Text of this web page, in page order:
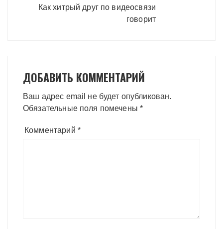
Как хитрый друг по видеосвязи
говорит
ДОБАВИТЬ КОММЕНТАРИЙ
Ваш адрес email не будет опубликован.
Обязательные поля помечены*
Комментарий *